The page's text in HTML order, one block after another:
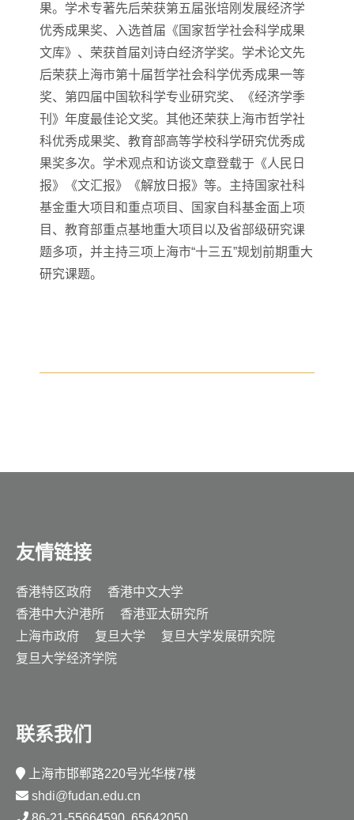
果。学术专著先后荣获第五届张培刚发展经济学
优秀成果奖、入选首届《国家哲学社会科学成果
文库》、荣获首届刘诗白经济学奖。学术论文先
后荣获上海市第十届哲学社会科学优秀成果一等
奖、第四届中国软科学专业研究奖、《经济学季
刊》年度最佳论文奖。其他还荣获上海市哲学社
科优秀成果奖、教育部高等学校科学研究优秀成
果奖多次。学术观点和访谈文章登载于《人民日
报》《文汇报》《解放日报》等。主持国家社科
基金重大项目和重点项目、国家自科基金面上项
目、教育部重点基地重大项目以及省部级研究课
题多项，并主持三项上海市“十三五”规划前期重大
研究课题。
友情链接
香港特区政府
香港中文大学
香港中大沪港所
香港亚太研究所
上海市政府
复旦大学
复旦大学发展研究院
复旦大学经济学院
联系我们
上海市邯郸路220号光华楼7楼
shdi@fudan.edu.cn